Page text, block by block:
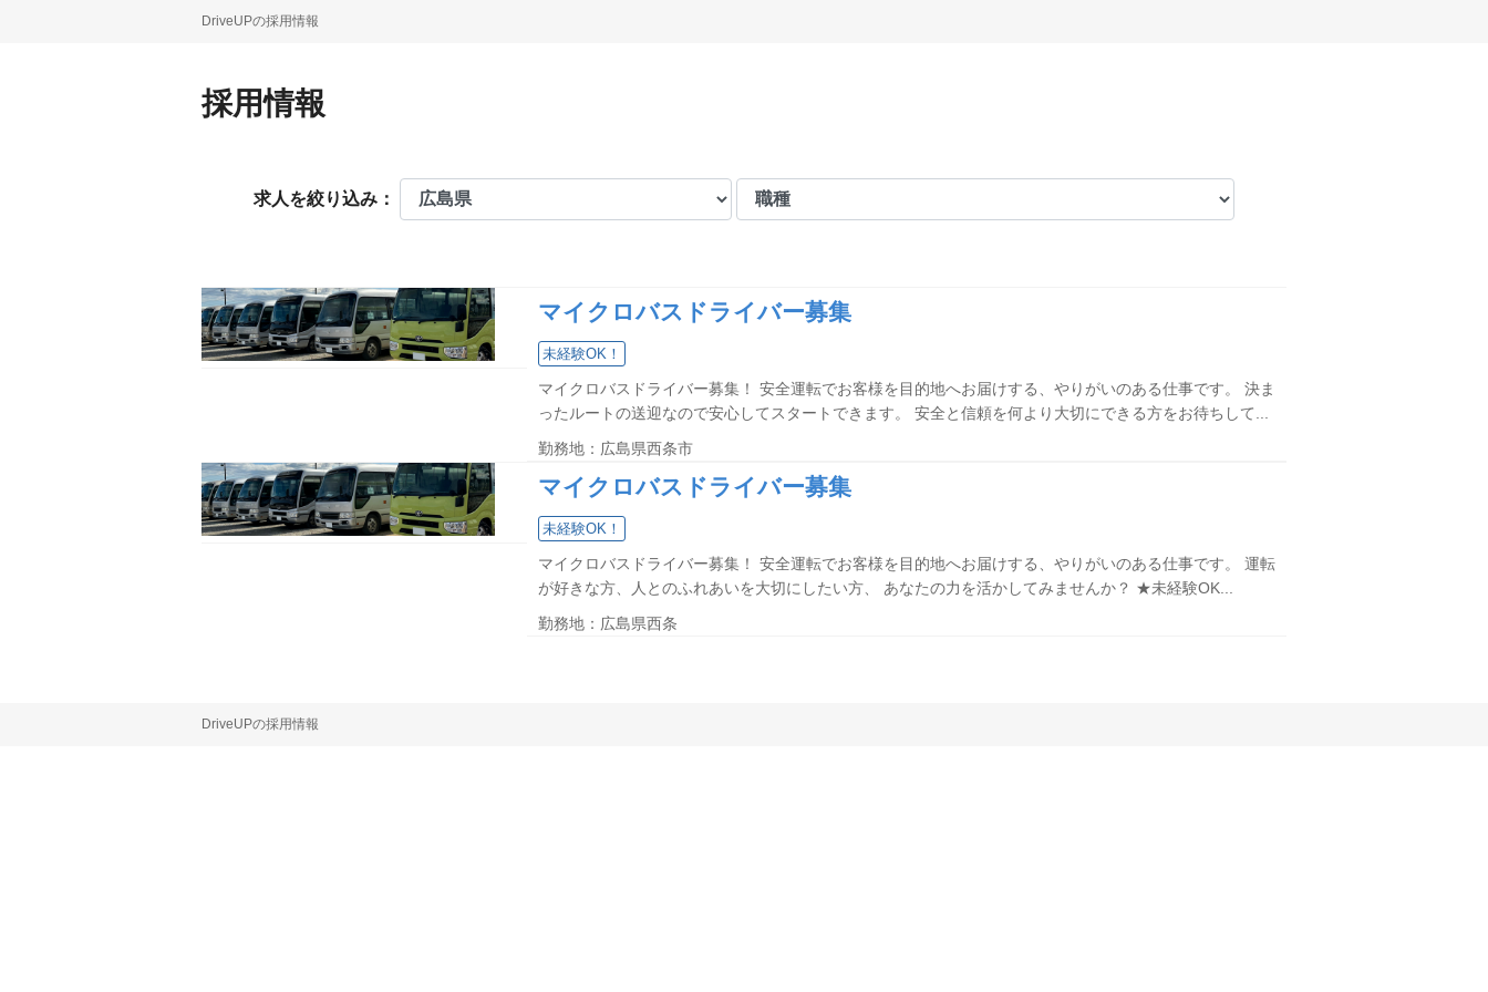
DriveUPの採用情報
採用情報
求人を絞り込み：
マイクロバスドライバー募集
未経験OK！
マイクロバスドライバー募集！ 安全運転でお客様を目的地へお届けする、やりがいのある仕事です。 決ま
ったルートの送迎なので安心してスタートできます。 安全と信頼を何より大切にできる方をお待ちして...
勤務地：広島県西条市
マイクロバスドライバー募集
未経験OK！
マイクロバスドライバー募集！ 安全運転でお客様を目的地へお届けする、やりがいのある仕事です。 運転
が好きな方、人とのふれあいを大切にしたい方、 あなたの力を活かしてみませんか？ ★未経験OK...
勤務地：広島県西条
DriveUPの採用情報